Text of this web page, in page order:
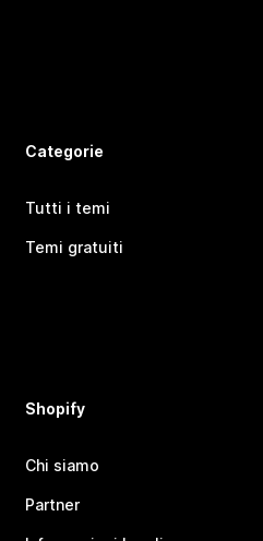
Categorie
Tutti i temi
Temi gratuiti
Shopify
Chi siamo
Partner